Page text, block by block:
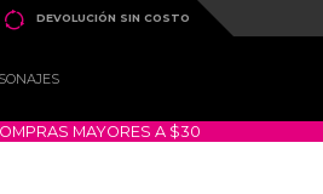
 DEVOLUCIÓN SIN COSTO
MAYORES A $30